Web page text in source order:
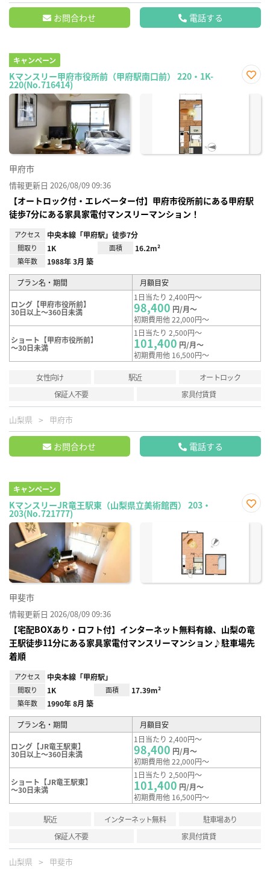
お問合わせ 電話する
キャンペーン
Kマンスリー甲府市役所前（甲府駅南口前） 220・1K-
220(No.716414)
に入
甲府市
情報更新日 2026/08/09 09:36
【オートロック付・エレベーター付】甲府市役所前にある甲府駅
徒歩7分にある家具家電付マンスリーマンション！
アクセス 中央本線「甲府駅」徒歩7分
間取り 1K 面積 16.2m²
築年数 1988年 3月 築
プラン名・期間 月額目安
ロング【甲府市役所前】
30日以上～360日未満
1日当たり 2,400円～
98,400 円/月～
初期費用他 22,000円～
ショート【甲府市役所前】
～30日未満
1日当たり 2,500円～
101,400 円/月～
初期費用他 16,500円～
女性向け 駅近
オートロック
保証人不要
家具付賃貸
山梨県 甲府市
お問合わせ 電話する
キャンペーン
KマンスリーJR竜王駅東（山梨県立美術館西） 203・
203(No.721777)
に入
甲斐市
情報更新日 2026/08/09 09:36
【宅配BOXあり・ロフト付】インターネット無料有線、山梨の竜
王駅徒歩11分にある家具家電付マンスリーマンション♪駐車場先
着順
アクセス 中央本線「甲府駅」
間取り 1K 面積 17.39m²
築年数 1990年 8月 築
プラン名・期間 月額目安
ロング【JR竜王駅東】
30日以上～360日未満
1日当たり 2,400円～
98,400 円/月～
初期費用他 22,000円～
ショート【JR竜王駅東】
～30日未満
1日当たり 2,500円～
101,400 円/月～
初期費用他 16,500円～
駅近 インターネット無料
駐車場あり
保証人不要
家具付賃貸
山梨県 甲斐市